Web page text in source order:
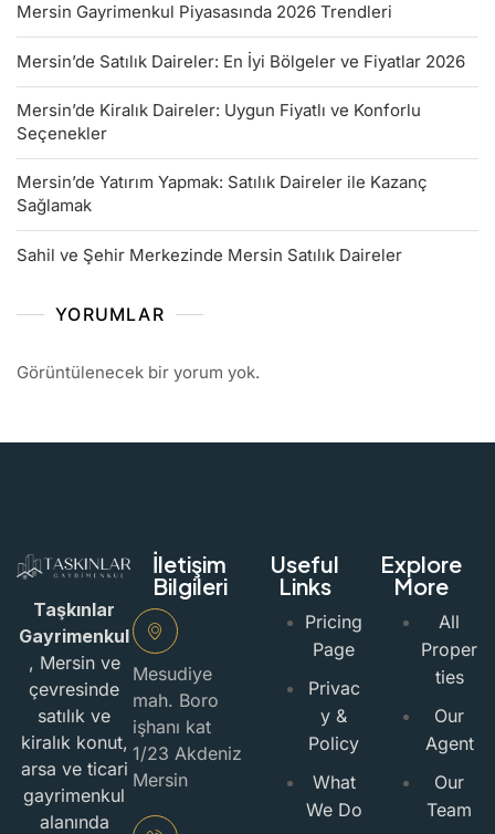
Mersin Gayrimenkul Piyasasında 2026 Trendleri
Mersin’de Satılık Daireler: En İyi Bölgeler ve Fiyatlar 2026
Mersin’de Kiralık Daireler: Uygun Fiyatlı ve Konforlu
Seçenekler
Mersin’de Yatırım Yapmak: Satılık Daireler ile Kazanç
Sağlamak
Sahil ve Şehir Merkezinde Mersin Satılık Daireler
YORUMLAR
Görüntülenecek bir yorum yok.
Taşkınlar
Gayrimenkul
, Mersin ve
çevresinde
satılık ve
kiralık konut,
arsa ve ticari
gayrimenkul
alanında
İletişim
Bilgileri
Mesudiye
mah. Boro
işhanı kat
1/23 Akdeniz
Mersin
Useful
Links
Pricing
Page
Privac
y &
Policy
What
We Do
Explore
More
All
Proper
ties
Our
Agent
Our
Team